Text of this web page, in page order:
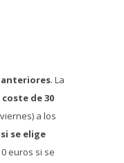
anteriores. La
coste de 30
a los
se elige
euros si se